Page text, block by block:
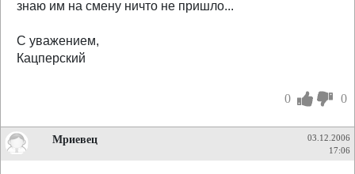
знаю им на смену ничто не пришло...
С уважением,
Кацперский
0 0
Мриевец
03.12.2006
17:06